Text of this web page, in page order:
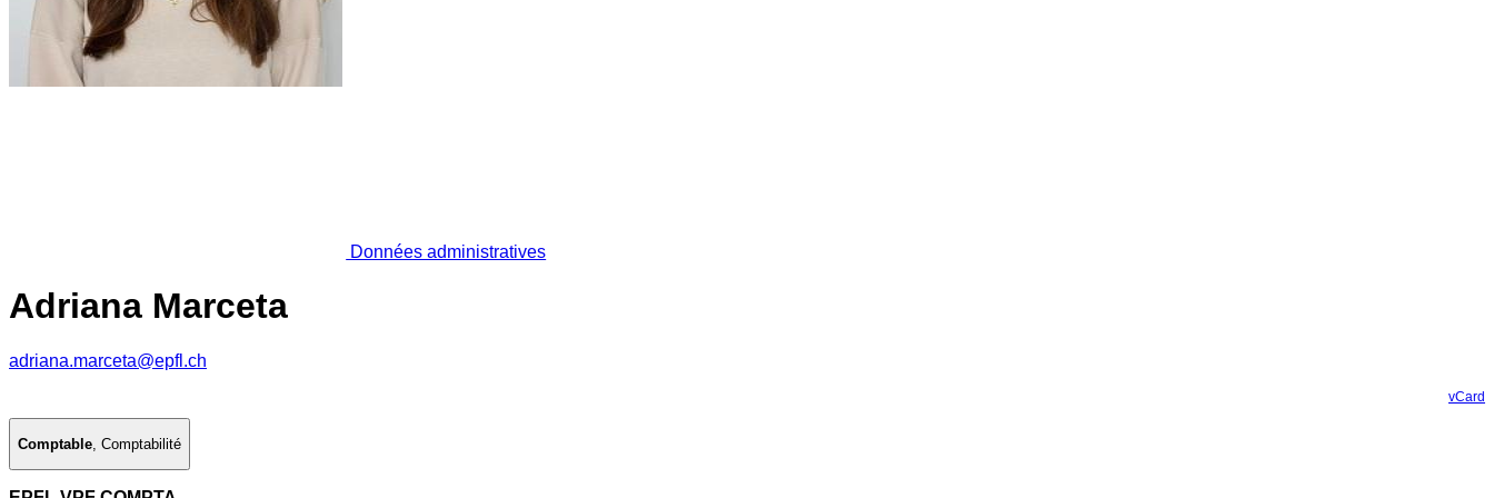
Données administratives
Adriana Marceta
adriana.marceta@epfl.ch
vCard
Comptable, Comptabilité